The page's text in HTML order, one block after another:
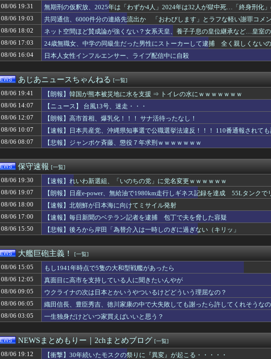
【印税1億円】みい山田、ネット叩きに必死な理由が金銭感覚と承認欲求の深淵に迫る
エース級の財務官僚が異例転出へ 官邸幹部「協力的でなかったから」
【画像】整形でめっちゃ成功して可愛くなった女ｗｗｗｗｗｗｗｗｗｗｗｗｗｗｗｗｗ...
北朝鮮、弾道ミサイル発射 EEZ外に落下
【悲報】茂木敏充外相、『大炎上』してしまう！！！！！！！
【速報】農家、キレる「高市総理には愛想尽かした今年でやめるぞ」コメ売値は生産原...
「電車で女性が失神したら無言の男が真横についてきた」とタレントが主張、虚言疑惑...
【悲報】「パチンコホール」総売上高は微増も、法人数は10年間で半減 黒字企業割...
中国企業Zbtlink製ルーター20機種にバックドア、外部から完全制御のおそれ
ネット空間ほど賛成論が強くない？女系天皇、養子子息の皇位継承など…皇室のあり方...
【財務省人事】内閣人事局、エース級の財務官僚を異例転出 官邸幹部「協力的でなか...
【ガチ注意】中国製ルーター使ってるやつ、◯◯が仕込まれてるかもしれないぞ・・・
そりゃデジタル教材では頭に残らないわけだ…東大教授｢北欧が今､こぞって紙に回帰...
【悲報】AIが指示なくサイバー攻撃 英政府機関の性能評価試験
【👩 !!Σ(´･(ｪ)･｀;|||】サイクリング中の女性の前にクマが突然飛び...
仕事が出来ない奴の特徴「飯が遅い」「運転下手」
食品消費税1％へ歴史的減税 高市首相“ごり押し”策に「独裁だ」自民党内で不満く...
【速報】北朝鮮が日本海に向けてミサイル発射
【総務省人事】エース級の財務官僚・一松旬氏が“異例転出”へ 官邸幹部「協力的で...
【動画】ワイ「AIくん！美人マッマが息子に頼まれてえちえち衣装を着るアニメ作っ...
【悲報】7億円の投資家・桐谷さん、癌で後悔「もっと素直に遊べばよかった」
なぜこんなに多くの物が中国製なのか？…米メディア！
８月6日…北朝鮮から弾道ミサイルの可能性のあるもの発射 防衛省が発表 [8/6...
中国Zbtlink製ルーター20機種にバックドア見つかる 外部から完全制御のお...
「日本を必ず後悔させる」北朝鮮金総書記の妹・金与正氏 海自のミサイル実射実験に...
大人気ゲーム『めっちゃカメレオン』がついにスイッチに登場！・・・ってなんなんす...
中国「アメリカさぁ、調子乗ってるからお前らが頼ってる軍用中国ドローン輸出禁止す...
リュウジ「ダルい料理トップ10に入る」夏の定番料理は冷やし中華 「あり得ないほ...
【悲報】ジモティーで車購入の20代男性、リース車を80万円で掴まされる
玉川徹、生出演の自民党議員に「全面的に大賛成、おっしゃる通り」 消費減税への主...
戦中戦後の広島を舞台にした名作漫画『はだしのゲン』が全巻50％オフで買える激安...
そんな印象操作は意味ない 〜 ｵｻﾞｰｲﾁﾛｰ「デニーにはなんの責任もないのに...
【疑問】羽田空港近くで全日空機が衝突防止装置で作動回避。これで「ニアミスではな...
【速報】中国、アメリカに対する制裁を一斉発表
高市首相「日銀は国債を買い入れろ」←また円安が進行するやん
【高市首相】「私が総裁かどうかとは分けて」 消費減税「2年後に私の責任で戻す」...
24歳無職女、中学の同級生だった男性にストーカーして逮捕 全く親しくないのに2...
08/06 19:31
無期刑の仮釈放、2025年は「わずか4人」2024年は32人が獄中死…「終身刑化」
08/06 19:03
共同通信、6000件分の連絡先流出か 「おわびします」とラフな軽い謝罪コメ
08/06 18:02
ネット空間ほど賛成論が強くない？女系天皇、養子子息の皇位継承など…皇室
果とは
08/06 17:03
24歳無職女、中学の同級生だった男性にストーカーして逮捕 全く親しくない
08/06 16:04
日本人女性インフルエンサー、ライブ配信中に自殺
あじあニュースちゃんねる [一覧]
08/06 19:41
【朗報】韓国が熊本被災地に水を支援 ⇒ トイレの水にｗｗｗｗｗｗｗ
08/06 14:07
【ニュース】 台風13号、迷走・・・
08/06 12:07
【朗報】高市首相、爆乳化！！！ サナ活待ったなし！
08/06 10:07
【速報】日本共産党、沖縄県知事選で公職選挙法違反！！！ 110番通報されて
08/06 08:07
【悲報】ジャンポケ斉藤、懲役７年求刑ｗｗｗｗｗｗｗ
保守速報 [一覧]
08/06 19:30
【速報】れいわ新選組、「いのちの党」に党名変更ｗｗｗｗｗｗ
08/06 19:07
【朗報】日産e-power、無給油で1980km走行しギネス記録を達成 55Lタンクで
08/06 18:00
【速報】北朝鮮が日本海に向けてミサイル発射
08/06 17:00
【速報】毎日新聞のベテラン記者を逮捕 包丁で夫を脅した容疑
08/06 15:50
【悲報】後ろから岸田「為替介入は一時しのぎに過ぎない（キリッ」
大艦巨砲主義！ [一覧]
08/06 15:05
もし1941年時点で5隻の大和型戦艦があったら
08/06 12:05
真面目に高市を支持している人に聞きたいんやが
08/06 09:05
ウクライナの次は日本とかいうやついるけどどういう理屈なの？
08/06 06:05
織田信長、豊臣秀吉、徳川家康の中で大失敗しても謝ったら許してくれそうな
08/06 03:05
一生独身だけどいつ家買えばいいと思う？
NEWSまとめもりー｜2chまとめブログ [一覧]
08/06 19:12
【衝撃】30年続いたモスクの祭りに『異変』が起こる・・・・・